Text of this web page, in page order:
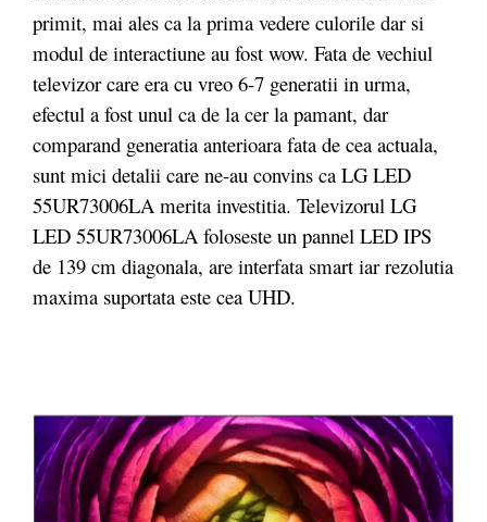
primit, mai ales ca la prima vedere culorile dar si
modul de interactiune au fost wow. Fata de vechiul
televizor care era cu vreo 6-7 generatii in urma,
efectul a fost unul ca de la cer la pamant, dar
comparand generatia anterioara fata de cea actuala,
sunt mici detalii care ne-au convins ca LG LED
55UR73006LA merita investitia. Televizorul LG
LED 55UR73006LA foloseste un pannel LED IPS
de 139 cm diagonala, are interfata smart iar rezolutia
maxima suportata este cea UHD.